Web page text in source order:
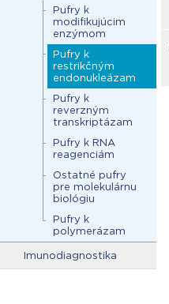
Pufry k
modifikujúcim
enzýmom
Pufry k
restrikčným
endonukleázam
Pufry k
reverzným
transkriptázam
Pufry k RNA
reagenciám
Ostatné pufry
pre molekulárnu
biológiu
Pufry k
polymerázam
Imunodiagnostika